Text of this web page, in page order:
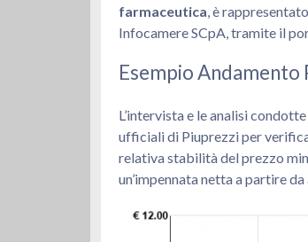
farmaceutica, è
Infocamere SCpA, tramite il
Esempio Andamento
L’intervista e le analisi
ufficiali di Piuprezzi per
relativa stabilità del prezzo
un’impennata netta a partire